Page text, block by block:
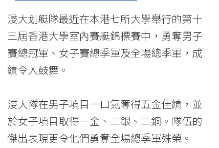
賽
艇
錦
標
賽
三
獎
浸大划艇隊最近在本港七所大學舉行的第十
三屆香港大學室內賽艇錦標賽中，勇奪男子
賽總冠軍、女子賽總季軍及全場總季軍，成
績令人鼓舞。
浸大隊在男子項目一口氣奪得五金佳績，並
於女子項目取得一金、三銀、三銅。隊伍的
傑出表現更令他們勇奪全場總季軍殊榮。